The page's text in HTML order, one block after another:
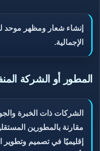
إنشاء شعار ومظهر موحد
الإجمالية.
المطور أو الشركة
الشركات ذات الخبرة
مقارنة بالمطورين
إقليميًا في تصميم وتطوير